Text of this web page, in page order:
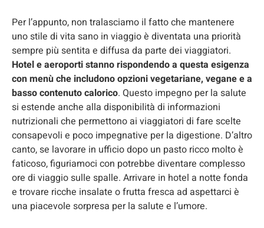
Per l’appunto, non tralasciamo il fatto che mantenere
uno stile di vita sano in viaggio è diventata una priorità
sempre più sentita e diffusa da parte dei viaggiatori.
Hotel e aeroporti stanno rispondendo a questa esigenza
con menù che includono opzioni vegetariane, vegane e a
basso contenuto calorico. Questo impegno per la salute
si estende anche alla disponibilità di informazioni
nutrizionali che permettono ai viaggiatori di fare scelte
consapevoli e poco impegnative per la digestione. D’altro
canto, se lavorare in ufficio dopo un pasto ricco molto è
faticoso, figuriamoci con potrebbe diventare complesso
ore di viaggio sulle spalle. Arrivare in hotel a notte fonda
e trovare ricche insalate o frutta fresca ad aspettarci è
una piacevole sorpresa per la salute e l’umore.